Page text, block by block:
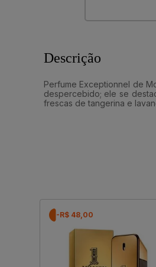
Descrição
Perfume Exceptionnel de
despercebido; ele se
frescas de tangerina e
-R$ 48,00